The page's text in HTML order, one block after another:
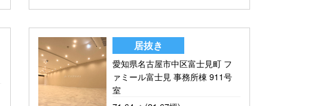
居抜き
愛知県名古屋市中区富士見町 フ
ァミール富士見 事務所棟 911号
室